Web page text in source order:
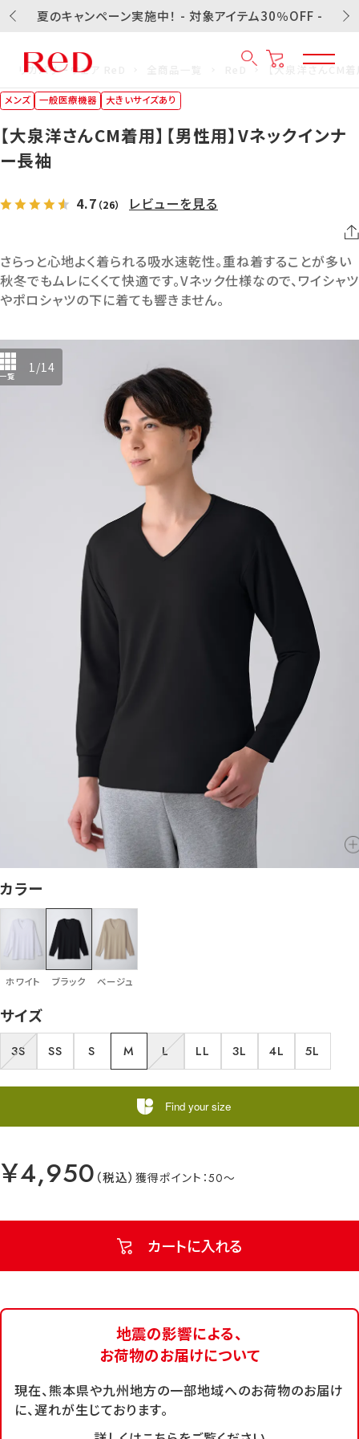
夏のキャンペーン実施中！ - 対象アイテム30％OFF -
リカバリーウェア ReD 【大泉洋さんCM
メンズ 一般医療機器 大きいサイズあり
【大泉洋さんCM着用】【男性用】Vネックインナ
ー長袖
4.7 （26） レビューを見る
さらっと心地よく着られる吸水速乾性。重ね着することが多い
秋冬でもムレにくくて快適です。Vネック仕様なので、ワイシャツ
やポロシャツの下に着ても響きません。
一覧
1/14
カラー
ホワイト ブラック ベージュ
サイズ
3S SS S M L LL 3L 4L 5L
￥4,950 50
カートに入れる
Find your size
地震の影響による、
お荷物のお届けについて
現在、熊本県や九州地方の一部地域へのお荷物のお届け
に、遅れが生じております。